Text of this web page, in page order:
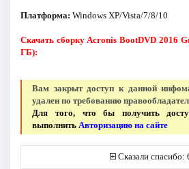
Платформа: Windows XP/Vista/7/8/10
Скачать сборку Acronis BootDVD 2016
ГБ):
Вам закрыт доступ к данной
удален по требованию
Для того, что бы получить
выполнить Авторизацию на сайте
Сказали спасибо: